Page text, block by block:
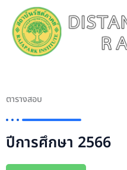
content
ตารางสอบ
ปีการศึกษา 2566